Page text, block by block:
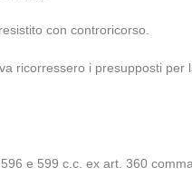
con controricorso.
ricorressero i presupposti per
e 599 c.c. ex art. 360